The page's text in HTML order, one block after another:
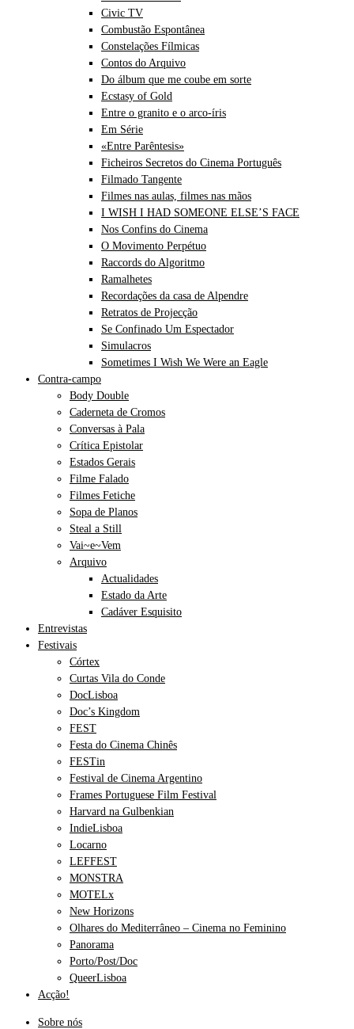
Civic TV
Combustão Espontânea
Constelações Fílmicas
Contos do Arquivo
Do álbum que me coube em sorte
Ecstasy of Gold
Entre o granito e o arco-íris
Em Série
«Entre Parêntesis»
Ficheiros Secretos do Cinema Português
Filmado Tangente
Filmes nas aulas, filmes nas mãos
I WISH I HAD SOMEONE ELSE’S FACE
Nos Confins do Cinema
O Movimento Perpétuo
Raccords do Algoritmo
Ramalhetes
Recordações da casa de Alpendre
Retratos de Projecção
Se Confinado Um Espectador
Simulacros
Sometimes I Wish We Were an Eagle
Contra-campo
Body Double
Caderneta de Cromos
Conversas à Pala
Crítica Epistolar
Estados Gerais
Filme Falado
Filmes Fetiche
Sopa de Planos
Steal a Still
Vai~e~Vem
Arquivo
Actualidades
Estado da Arte
Cadáver Esquisito
Entrevistas
Festivais
Córtex
Curtas Vila do Conde
DocLisboa
Doc’s Kingdom
FEST
Festa do Cinema Chinês
FESTin
Festival de Cinema Argentino
Frames Portuguese Film Festival
Harvard na Gulbenkian
IndieLisboa
Locarno
LEFFEST
MONSTRA
MOTELx
New Horizons
Olhares do Mediterrâneo – Cinema no Feminino
Panorama
Porto/Post/Doc
QueerLisboa
Acção!
Sobre nós